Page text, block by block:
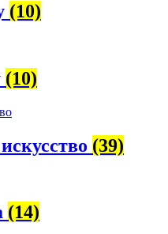
(10)
(10)
(39)
(14)